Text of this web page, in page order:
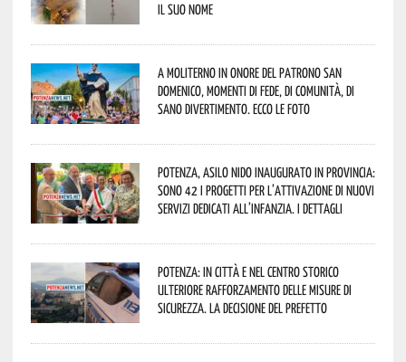
il suo nome
A Moliterno in onore del Patrono San
Domenico, momenti di fede, di comunità, di
sano divertimento. Ecco le foto
Potenza, asilo nido inaugurato in provincia:
sono 42 i progetti per l’attivazione di nuovi
servizi dedicati all’infanzia. I dettagli
Potenza: in città e nel centro storico
ulteriore rafforzamento delle misure di
sicurezza. La decisione del Prefetto